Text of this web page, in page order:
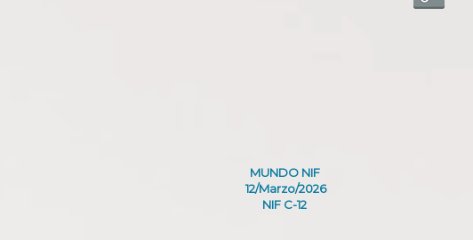
MUNDO NIF
12/Marzo/2026
NIF C-12